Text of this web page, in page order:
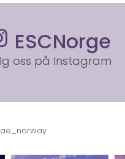
ESCNorge
oss på Instagram